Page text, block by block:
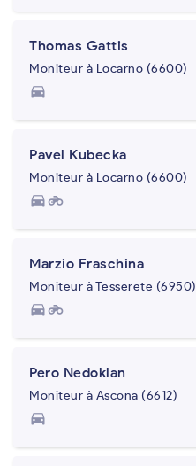
Thomas Gattis
Moniteur à Locarno (6600)
directions_car
Pavel Kubecka
Moniteur à Locarno (6600)
directions_carmotorcycle
Marzio Fraschina
Moniteur à Tesserete (6950)
directions_carmotorcycle
Pero Nedoklan
Moniteur à Ascona (6612)
directions_car